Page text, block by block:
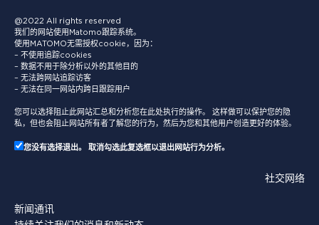
@2022 All rights reserved
我们的网站使用Matomo跟踪系统。
使用MATOMO无需授权cookie，因为：
– 不使用追踪cookies
– 数据不用于除分析以外的其他目的
– 无法跨网站追踪访客
– 无法在同一网站内跨日跟踪用户
您可以选择阻止此网站汇总和分析您在此处执行的操作。 这样做可以保护您的隐
私，但也会阻止网站所有者了解您的行为，然后为您和其他用户创造更好的体验。
您没有选择退出。 取消勾选此复选框以退出网站行为分析。
社交网络
新闻通讯